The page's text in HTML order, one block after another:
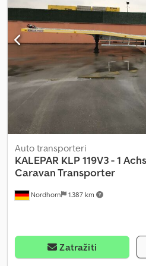
x V) Dozvoljena ukupna masa: 2,4 t
komora Amortizeri na točkovima
srebrno metalik boji Plastična zaštita
za utovar (integrisana protuklizna
po danu 3 dana = 50€ po danu 4
uključuju PDV. Dodpetk H Rhjfx Aivjck
Nordhorn 1.387 km
Auto transporteri
KALEPAR KLP 119V3 - 1
Caravan Transporter
Zatražiti